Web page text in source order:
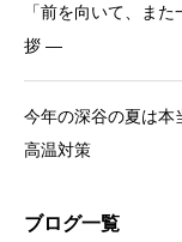
「前を向いて、ま
拶 ―
今年の深谷の夏は
高温対策
ブログ一覧